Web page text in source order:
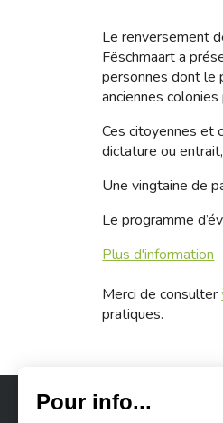
Le renversement
Fëschmaart a
personnes dont le
anciennes
Ces citoyennes et
dictature ou
Une vingtaine de
Le programme
Plus d'information
Merci de consulter
pratiques.